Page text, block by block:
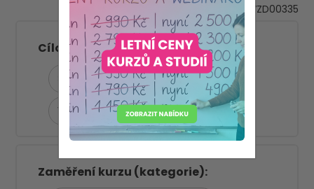
VZD00335
Cílová skupina Asistent pedagoga
ŠD/ŠK ZŠ 1. stupeň SŠ
Výchovný poradce
Zaměření kurzu (kategorie)